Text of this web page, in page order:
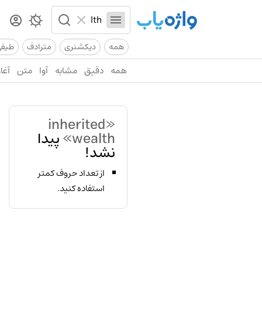
همه دیکشنری مترادف
همه دقیق مشابه آوا متن
«inherited
wealth» پیدا
نشد!
از تعداد حروف کمتر
استفاده کنید.